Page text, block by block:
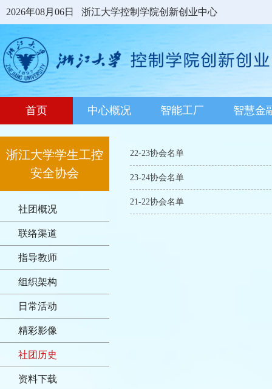
2026年08月06日 浙江大学控制学院创新创业中心
首页 中心概况 智能工厂 智慧金
浙江大学学生工控
安全协会
社团概况
联络渠道
指导教师
组织架构
日常活动
精彩影像
社团历史
资料下载
22-23协会名单
23-24协会名单
21-22协会名单